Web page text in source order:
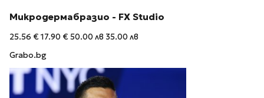
Микродермабразио - FX Studio
25.56 €17.90 €50.00 лв 35.00 лв
Grabo.bg